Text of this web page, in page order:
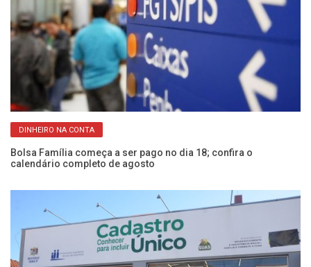
DINHEIRO NA CONTA
Bolsa Família começa a ser pago no dia 18; confira o
calendário completo de agosto